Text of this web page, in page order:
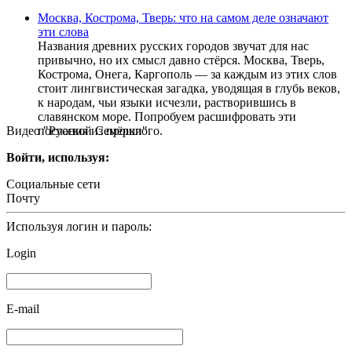
Видео "Русской Семёрки"
Москва, Кострома, Тверь: что на самом деле означают
эти слова
Названия древних русских городов звучат для нас
привычно, но их смысл давно стёрся. Москва, Тверь,
Кострома, Онега, Каргополь — за каждым из этих слов
стоит лингвистическая загадка, уводящая в глубь веков,
к народам, чьи языки исчезли, растворившись в
славянском море. Попробуем расшифровать эти
послания из прошлого.
Войти, используя:
Социальные сети
Почту
Используя логин и пароль:
Login
E-mail